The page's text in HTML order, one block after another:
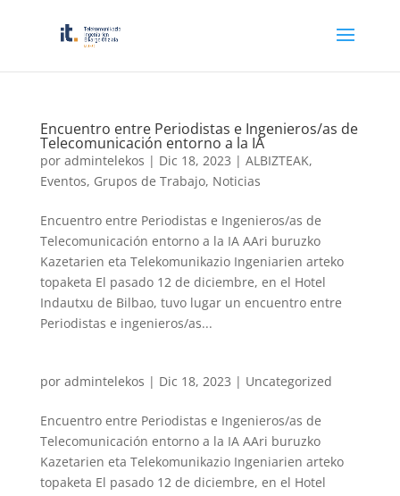
Encuentro entre Periodistas e Ingenieros/as de
Telecomunicación entorno a la IA
por admintelekos | Dic 18, 2023 | ALBIZTEAK,
Eventos, Grupos de Trabajo, Noticias
Encuentro entre Periodistas e Ingenieros/as de
Telecomunicación entorno a la IA AAri buruzko
Kazetarien eta Telekomunikazio Ingeniarien arteko
topaketa El pasado 12 de diciembre, en el Hotel
Indautxu de Bilbao, tuvo lugar un encuentro entre
Periodistas e ingenieros/as...
por admintelekos | Dic 18, 2023 | Uncategorized
Encuentro entre Periodistas e Ingenieros/as de
Telecomunicación entorno a la IA AAri buruzko
Kazetarien eta Telekomunikazio Ingeniarien arteko
topaketa El pasado 12 de diciembre, en el Hotel